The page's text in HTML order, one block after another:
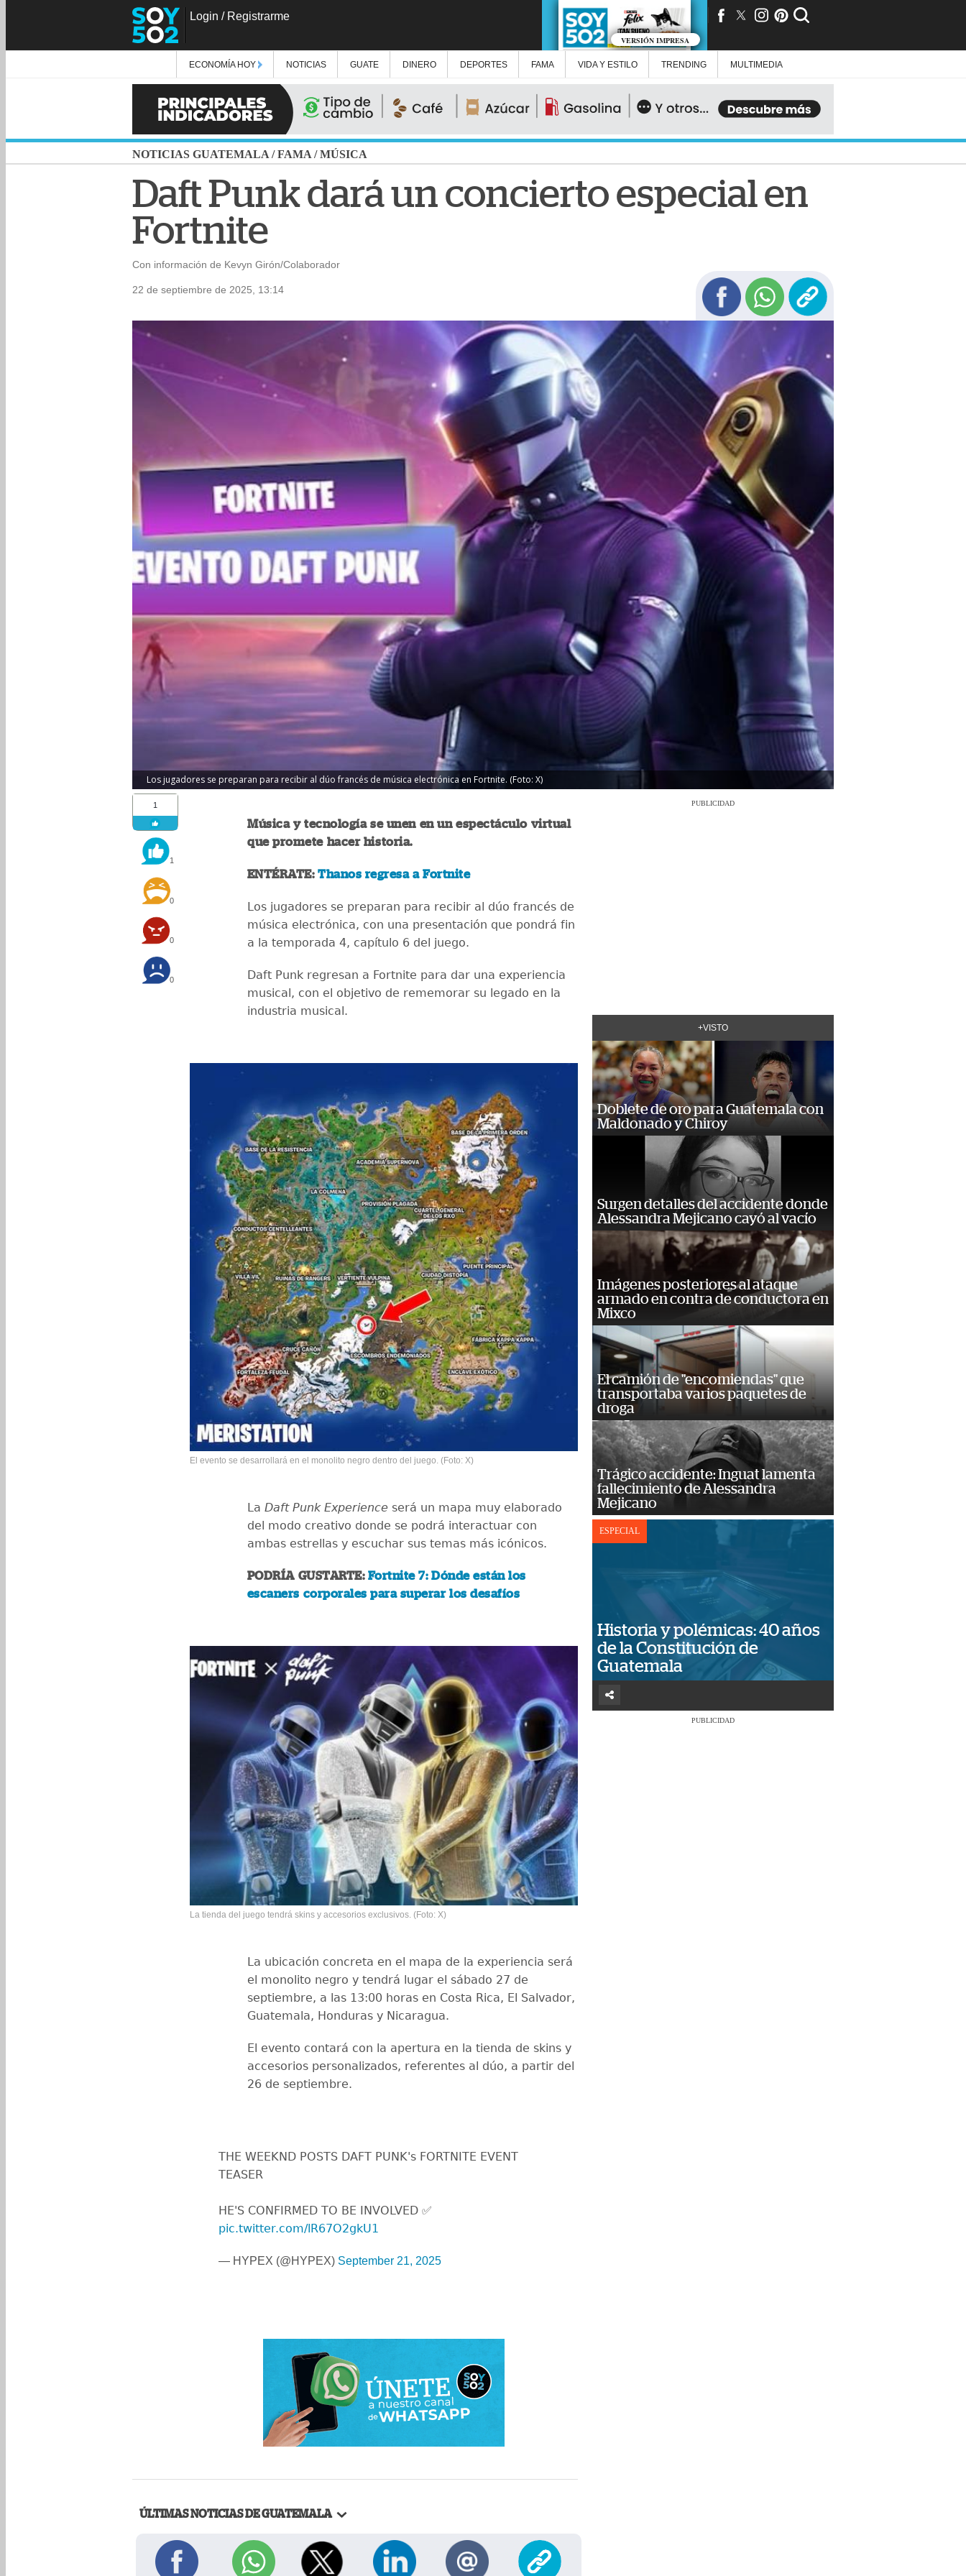
Login / Registrarme
VERSIÓN IMPRESA
ECONOMÍA HOY NOTICIAS GUATE DINERO DEPORTES FAMA VIDA Y ESTILO TRENDING MULTIMEDIA
NOTICIAS GUATEMALA /FAMA /MÚSICA
Daft Punk dará un concierto especial en
Fortnite
Con información de Kevyn Girón/Colaborador
22 de septiembre de 2025, 13:14
Los jugadores se preparan para recibir al dúo francés de música electrónica en Fortnite. (Foto: X)
1
1
0
0
0
Música y tecnología se unen en un espectáculo virtual
que promete hacer historia.
ENTÉRATE:Thanos regresa a Fortnite
Los jugadores se preparan para recibir al dúo francés de
música electrónica, con una presentación que pondrá fin
a la temporada 4, capítulo 6 del juego.
Daft Punk regresan a Fortnite para dar una experiencia
musical, con el objetivo de rememorar su legado en la
industria musical.
El evento se desarrollará en el monolito negro dentro del juego. (Foto: X)
La Daft Punk Experience será un mapa muy elaborado
del modo creativo donde se podrá interactuar con
ambas estrellas y escuchar sus temas más icónicos.
PODRÍA GUSTARTE: Fortnite 7: Dónde están los
escaners corporales para superar los desafíos
La tienda del juego tendrá skins y accesorios exclusivos. (Foto: X)
La ubicación concreta en el mapa de la experiencia será
el monolito negro y tendrá lugar el sábado 27 de
septiembre, a las 13:00 horas en Costa Rica, El Salvador,
Guatemala, Honduras y Nicaragua.
El evento contará con la apertura en la tienda de skins y
accesorios personalizados, referentes al dúo, a partir del
26 de septiembre.
THE WEEKND POSTS DAFT PUNK's FORTNITE EVENT
TEASER
HE'S CONFIRMED TO BE INVOLVED ✅
pic.twitter.com/lR67O2gkU1
— HYPEX (@HYPEX) September 21, 2025
ÚLTIMAS NOTICIAS DE GUATEMALA
PUBLICIDAD
+VISTO
Doblete de oro para Guatemala con
Maldonado y Chiroy
Surgen detalles del accidente donde
Alessandra Mejicano cayó al vacío
Imágenes posteriores al ataque
armado en contra de conductora en
Mixco
El camión de "encomiendas" que
transportaba varios paquetes de
droga
Trágico accidente: Inguat lamenta
fallecimiento de Alessandra
Mejicano
ESPECIAL
Historia y polémicas: 40 años
de la Constitución de
Guatemala
PUBLICIDAD